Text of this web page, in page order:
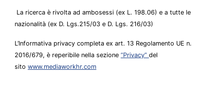
La ricerca è rivolta ad ambosessi (ex L. 198.06) e a tutte le
nazionalità (ex D. Lgs.215/03 e D. Lgs. 216/03)
L’Informativa privacy completa ex art. 13 Regolamento UE n.
2016/679, è reperibile nella sezione “Privacy” del
sito www.mediaworkhr.com